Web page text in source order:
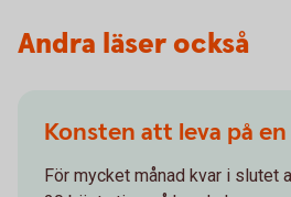
Andra läser också
Konsten att leva på
För mycket månad kvar i slutet